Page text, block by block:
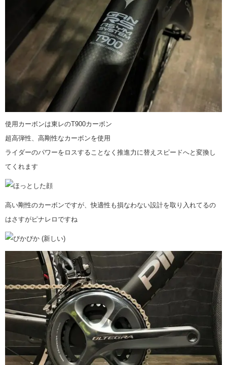
使用カーボンは東レのT900カーボン
超高弾性、高剛性なカーボンを使用
ライダーのパワーをロスすることなく推進力に替えスピードへと変換し
てくれます
高い剛性のカーボンですが、快適性も損なわない設計を取り入れてるの
はさすがピナレロですね